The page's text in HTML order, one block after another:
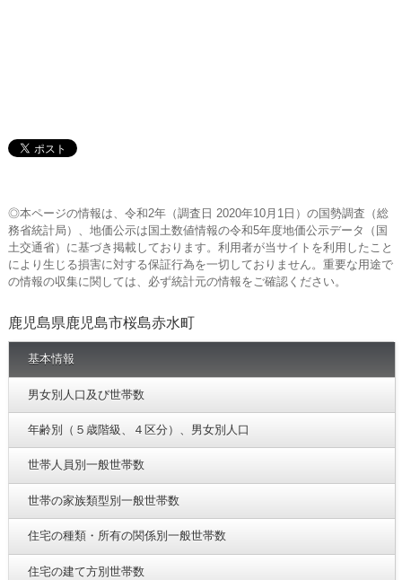
◎本ページの情報は、令和2年（調査日 2020年10月1日）の国勢調査（総
務省統計局）、地価公示は国土数値情報の令和5年度地価公示データ（国
土交通省）に基づき掲載しております。利用者が当サイトを利用したこと
により生じる損害に対する保証行為を一切しておりません。重要な用途で
の情報の収集に関しては、必ず統計元の情報をご確認ください。
鹿児島県鹿児島市桜島赤水町
基本情報
男女別人口及び世帯数
年齢別（５歳階級、４区分）、男女別人口
世帯人員別一般世帯数
世帯の家族類型別一般世帯数
住宅の種類・所有の関係別一般世帯数
住宅の建て方別世帯数